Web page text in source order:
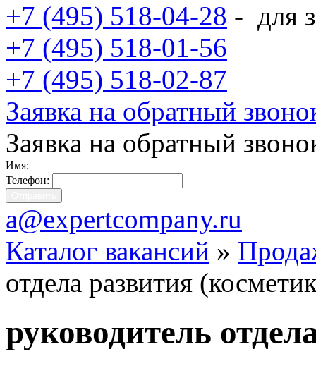
+7 (495) 518-04-28 - для
+7 (495) 518-01-56
+7 (495) 518-02-87
Заявка на обратный
Заявка на обратный
Имя:
Телефон:
a@expertcompany.ru
Каталог вакансий »
отдела развития
руководитель